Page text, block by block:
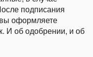
подписания
оформляете
И об одобрении, и об